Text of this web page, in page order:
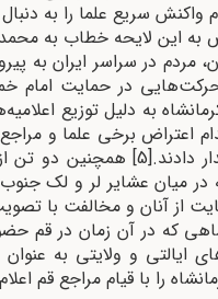
واکنش سریع علما را به
مردم در سراسر ایران به
در حمایت امام
به دلیل توزیع
اعتراض برخی علما و
دادند.[5] همچنین دو تن از
میان عشایر لر و لک جنوب
از آنان و مخالفت با
ایالتی و ولایتی به
را با قیام مراجع قم